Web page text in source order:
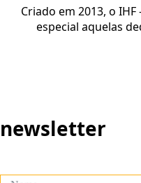
Criado em 2013, o
especial aquelas
newsletter